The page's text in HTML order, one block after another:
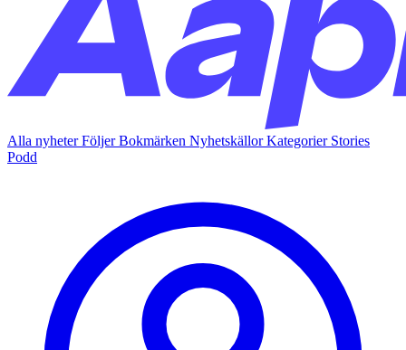
Alla nyheterFöljerBokmärken NyhetskällorKategorier Stories
Podd